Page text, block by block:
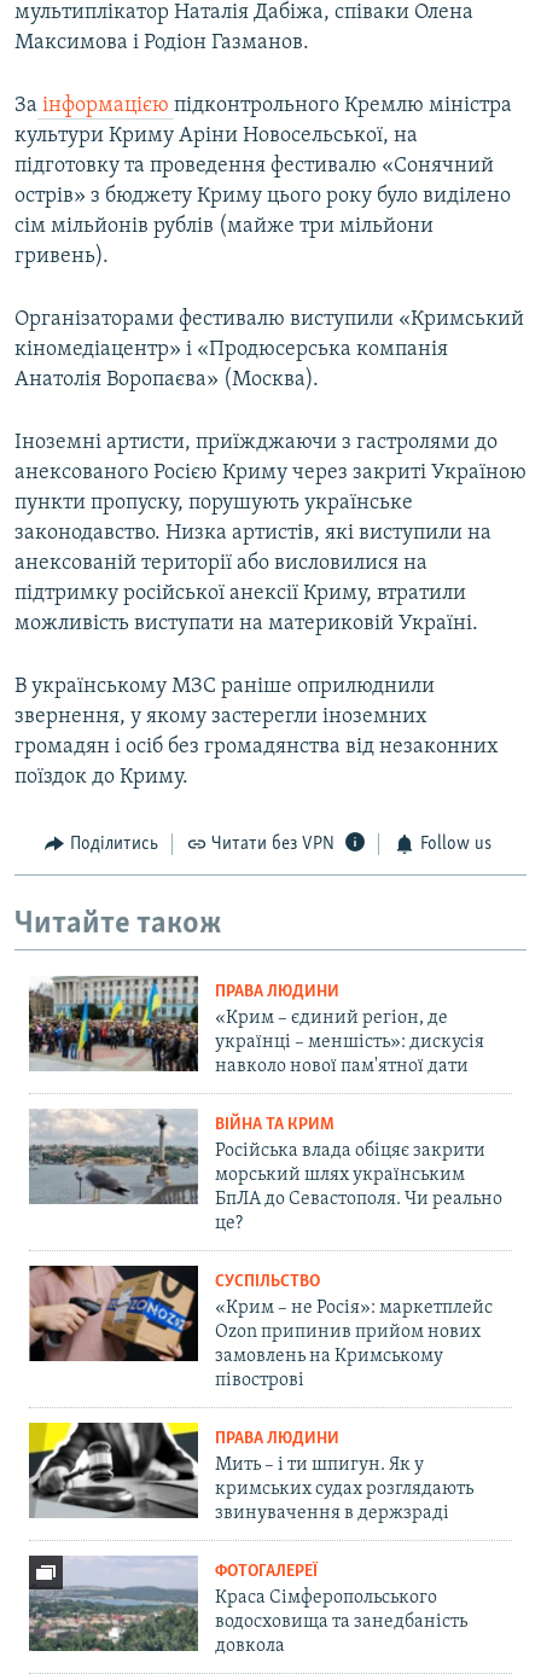
мультиплікатор Наталія Дабіжа, співаки Олена
Максимова і Родіон Газманов.
За інформацією підконтрольного Кремлю міністра
культури Криму Аріни Новосельської, на
підготовку та проведення фестивалю «Сонячний
острів» з бюджету Криму цього року було виділено
сім мільйонів рублів (майже три мільйони
гривень).
Організаторами фестивалю виступили «Кримський
кіномедіацентр» і «Продюсерська компанія
Анатолія Воропаєва» (Москва).
Іноземні артисти, приїжджаючи з гастролями до
анексованого Росією Криму через закриті Україною
пункти пропуску, порушують українське
законодавство. Низка артистів, які виступили на
анексованій території або висловилися на
підтримку російської анексії Криму, втратили
можливість виступати на материковій Україні.
В українському МЗС раніше оприлюднили
звернення, у якому застерегли іноземних
громадян і осіб без громадянства від незаконних
поїздок до Криму.
Поділитись Читати без VPN Follow us
Читайте також
ПРАВА ЛЮДИНИ
«Крим – єдиний регіон, де
українці – меншість»: дискусія
навколо нової пам'ятної дати
ВІЙНА ТА КРИМ
Російська влада обіцяє закрити
морський шлях українським
БпЛА до Севастополя. Чи реально
це?
СУСПІЛЬСТВО
«Крим – не Росія»: маркетплейс
Ozon припинив прийом нових
замовлень на Кримському
півострові
ПРАВА ЛЮДИНИ
Мить – і ти шпигун. Як у
кримських судах розглядають
звинувачення в держзраді
ФОТОГАЛЕРЕЇ
Краса Сімферопольського
водосховища та занедбаність
довкола